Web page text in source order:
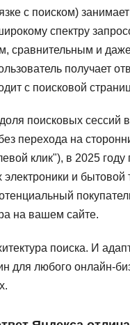
с поиском)
спектру
сравнительным и даже
получает
с поисковой
поисковых сессий
перехода на
клик"), в 2025
электроники и бытовой
на вашем сайте.
поиска. И
для любого онлайн-